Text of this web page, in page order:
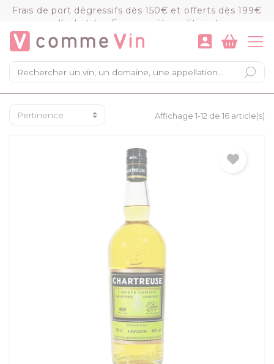
Frais de port dégressifs dès 150€ et offerts dès 199€
d'achat (en France métropolitaine)
×
Mon panier
Chargement du panier...
VOIR LE PANIER COMMANDER
Affichage 1-12 de 16 article(s)
Panneau de gestion des cookies